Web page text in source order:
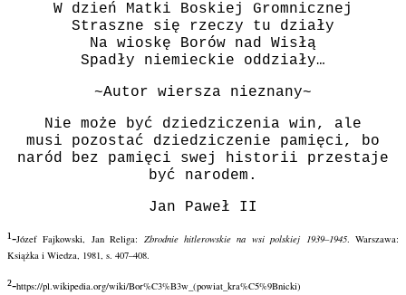
W dzień Matki Boskiej Gromnicznej
Straszne się rzeczy tu działy
Na wioskę Borów nad Wisłą
Spadły niemieckie oddziały…
~Autor wiersza nieznany~
Nie może być dziedziczenia win, ale
musi pozostać dziedziczenie pamięci, bo
naród bez pamięci swej historii przestaje
być narodem.
Jan Paweł II
¹-Józef Fajkowski, Jan Religa: Zbrodnie hitlerowskie na wsi polskiej 1939–1945. Warszawa:
Książka i Wiedza, 1981, s. 407–408.
²-https://pl.wikipedia.org/wiki/Bor%C3%B3w_(powiat_kra%C5%9Bnicki)